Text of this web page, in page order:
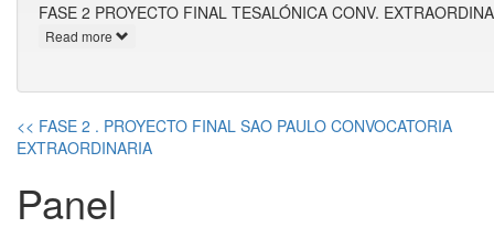
FASE 2 PROYECTO FINAL TESALÓNICA CONV.
Read more
<< FASE 2 . PROYECTO FINAL SAO PAULO CONVOCATORIA
EXTRAORDINARIA
Panel